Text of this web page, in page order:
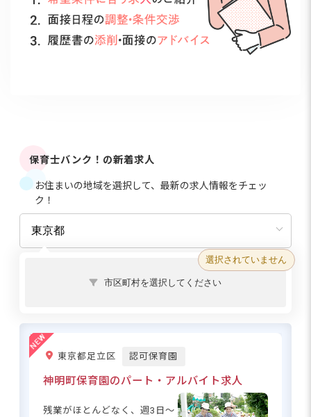
保育士バンク！の新着求人
お住まいの地域を選択して、最新の求人情報をチェッ
ク！
選択されていません
市区町村を選択してください
東京都足立区 認可保育園
神明町保育園のパート・アルバイト求人
残業がほとんどなく、週3日～